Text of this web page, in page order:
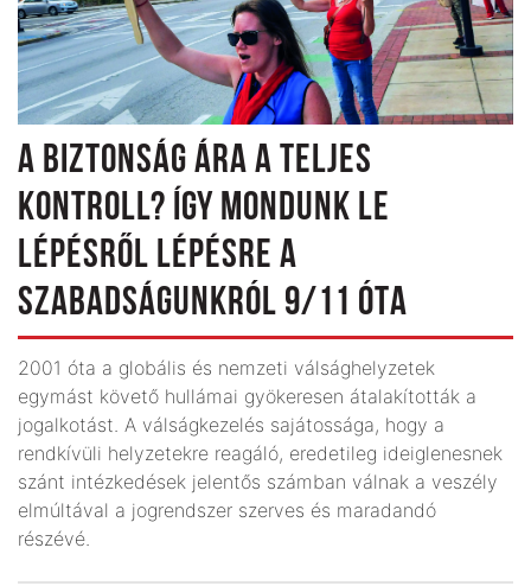
A BIZTONSÁG ÁRA A TELJES
KONTROLL? ÍGY MONDUNK LE
LÉPÉSRŐL LÉPÉSRE A
SZABADSÁGUNKRÓL 9/11 ÓTA
2001 óta a globális és nemzeti válsághelyzetek
egymást követő hullámai gyökeresen átalakították a
jogalkotást. A válságkezelés sajátossága, hogy a
rendkívüli helyzetekre reagáló, eredetileg ideiglenesnek
szánt intézkedések jelentős számban válnak a veszély
elmúltával a jogrendszer szerves és maradandó
részévé.